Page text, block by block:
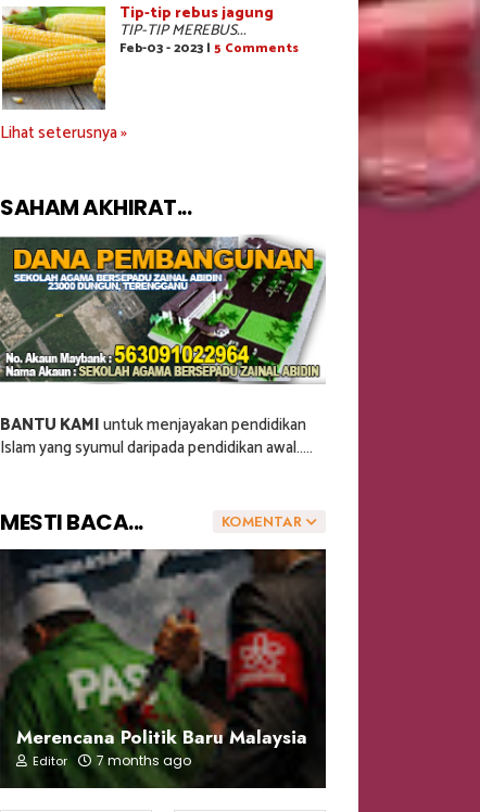
Tip-tip rebus jagung
TIP-TIP MEREBUS...
Feb-03 - 2023 | 5 Comments
Lihat seterusnya »
SAHAM AKHIRAT...
BANTU KAMIuntuk menjayakan pendidikan
Islam yang syumul daripada pendidikan awal.....
KOMENTAR
MESTI BACA...
Merencana Politik Baru Malaysia
Editor 7 months ago